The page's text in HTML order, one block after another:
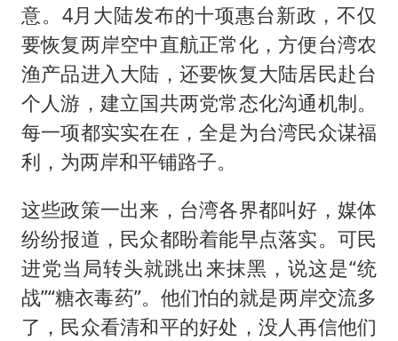
意。4月大陆发布的十项惠台新政，不仅
要恢复两岸空中直航正常化，方便台湾农
渔产品进入大陆，还要恢复大陆居民赴台
个人游，建立国共两党常态化沟通机制。
每一项都实实在在，全是为台湾民众谋福
利，为两岸和平铺路子。
这些政策一出来，台湾各界都叫好，媒体
纷纷报道，民众都盼着能早点落实。可民
进党当局转头就跳出来抹黑，说这是“统
战”“糖衣毒药”。他们怕的就是两岸交流多
了，民众看清和平的好处，没人再信他们